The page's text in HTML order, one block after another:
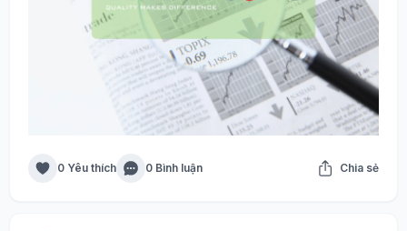
0 Yêu thích 0 Bình luận Chia sẻ